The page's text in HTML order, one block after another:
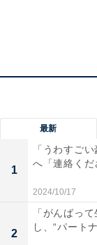
最新
1
「うわすご
へ「連絡く
2024/10/17
2
「がんばっ
し、“パート